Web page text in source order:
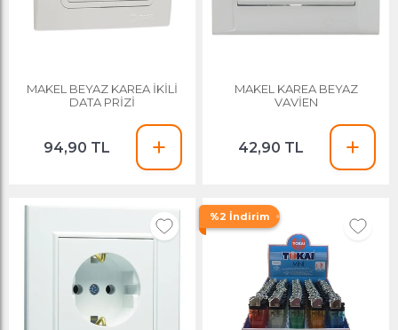
MAKEL BEYAZ KAREA İKİLİ
DATA PRİZİ
94,90 TL
MAKEL KAREA BEYAZ
VAVİEN
42,90 TL
%2 İndirim